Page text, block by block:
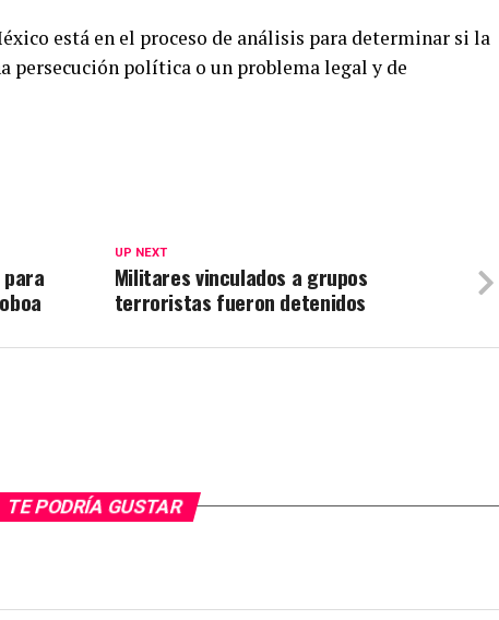
está en el proceso de análisis para determinar si la
persecución política o un problema legal y de
UP NEXT
Militares vinculados a grupos
terroristas fueron detenidos
TE PODRÍA GUSTAR